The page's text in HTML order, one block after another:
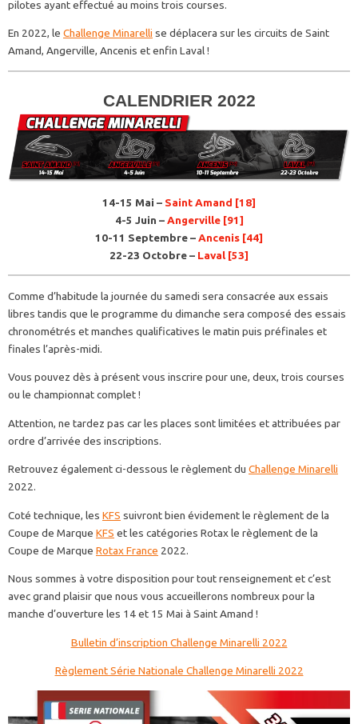
pilotes ayant effectué au moins trois courses.
En 2022, le Challenge Minarelli se déplacera sur les circuits de Saint
Amand, Angerville, Ancenis et enfin Laval !
CALENDRIER 2022
14-15 Mai – Saint Amand [18]
4-5 Juin –Angerville [91]
10-11 Septembre –Ancenis [44]
22-23 Octobre – Laval [53]
Comme d’habitude la journée du samedi sera consacrée aux essais
libres tandis que le programme du dimanche sera composé des essais
chronométrés et manches qualificatives le matin puis préfinales et
finales l’après-midi.
Vous pouvez dès à présent vous inscrire pour une, deux, trois courses
ou le championnat complet !
Attention, ne tardez pas car les places sont limitées et attribuées par
ordre d’arrivée des inscriptions.
Retrouvez également ci-dessous le règlement du Challenge Minarelli
2022.
Coté technique, les KFS suivront bien évidement le règlement de la
Coupe de Marque KFS et les catégories Rotax le règlement de la
Coupe de Marque Rotax France 2022.
Nous sommes à votre disposition pour tout renseignement et c’est
avec grand plaisir que nous vous accueillerons nombreux pour la
manche d’ouverture les 14 et 15 Mai à Saint Amand !
Bulletin d’inscription Challenge Minarelli 2022
Règlement Série Nationale Challenge Minarelli 2022